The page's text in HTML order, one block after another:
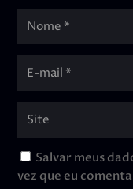
Salvar meus
vez que eu